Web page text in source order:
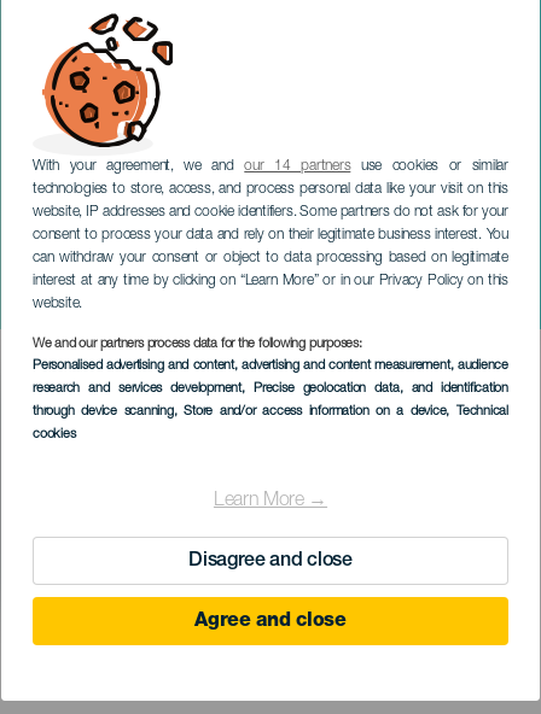
With your agreement, we andour 14 partnersuse cookies or similar
technologies to store, access, and process personal data like your visit on this
website, IP addresses and cookie identifiers. Some partners do not ask for your
consent to process your data and rely on their legitimate business interest. You
can withdraw your consent or object to data processing based on legitimate
interest at any time by clicking on “Learn More” or in our Privacy Policy on this
website.
We and our partners process data for the following purposes:
Personalised advertising and content, advertising and content measurement, audience
research and services development, Precise geolocation data, and identification
through device scanning, Store and/or access information on a device, Technical
cookies
Learn More →
Disagree and close
Agree and close
Remate Fest
TENERIFE
Imagen
Listado